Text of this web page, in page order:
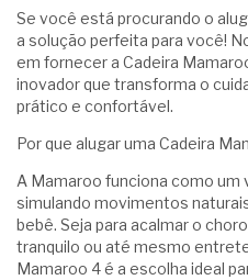
Se você está procurando o
a solução perfeita para você!
em fornecer a Cadeira
inovador que transforma o
prático e confortável.
Por que alugar uma Cadeira
A Mamaroo funciona como um
simulando movimentos
bebê. Seja para acalmar o
tranquilo ou até mesmo
Mamaroo 4 é a escolha ideal